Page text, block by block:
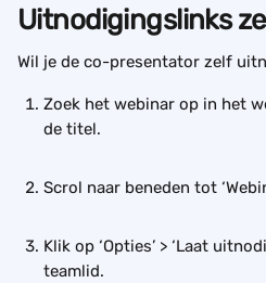
Uitnodigingslinks
Wil je de co-presentator zelf
Zoek het webinar op in het
de titel.
Scrol naar beneden tot
Klik op ‘Opties’ > ‘Laat
teamlid.